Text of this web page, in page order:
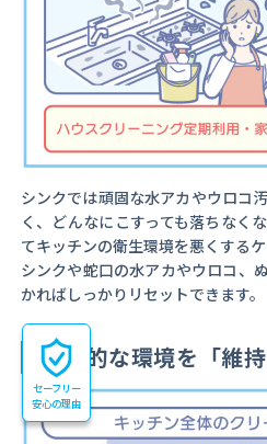
シンクでは頑固な水アカやウロコ
く、どんなにこすっても落ちなく
てキッチンの衛生環境を悪くするケ
シンクや蛇口の水アカやウロコ、
かればしっかりリセットできます。
衛生的な環境を「維
セーフリー
安心の理由